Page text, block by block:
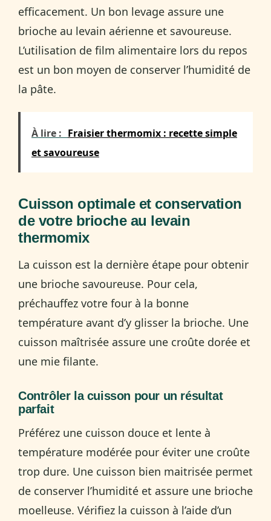
efficacement. Un bon levage assure une
brioche au levain aérienne et savoureuse.
L’utilisation de film alimentaire lors du repos
est un bon moyen de conserver l’humidité de
la pâte.
À lire : Fraisier thermomix : recette simple
et savoureuse
Cuisson optimale et conservation
de votre brioche au levain
thermomix
La cuisson est la dernière étape pour obtenir
une brioche savoureuse. Pour cela,
préchauffez votre four à la bonne
température avant d’y glisser la brioche. Une
cuisson maîtrisée assure une croûte dorée et
une mie filante.
Contrôler la cuisson pour un résultat
parfait
Préférez une cuisson douce et lente à
température modérée pour éviter une croûte
trop dure. Une cuisson bien maitrisée permet
de conserver l’humidité et assure une brioche
moelleuse. Vérifiez la cuisson à l’aide d’un